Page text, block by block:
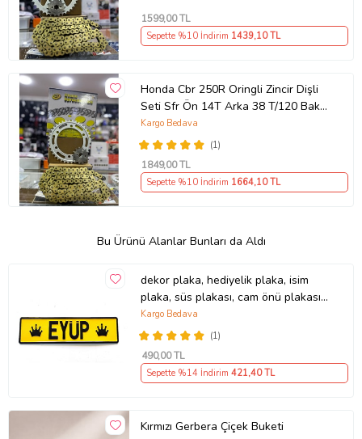
1599,00 TL
Sepette %10 İndirim 1439,10 TL
Honda Cbr 250R Oringli Zincir Dişli
Seti Sfr Ön 14T Arka 38 T/120 Bakla
2011-17 Arasmto
(1)
Kargo Bedava
1849,00 TL
Sepette %10 İndirim 1664,10 TL
Bu Ürünü Alanlar Bunları da Aldı
dekor plaka, hediyelik plaka, isim
plaka, süs plakası, cam önü plakası,
tırcı plakası (Sarı-Siyah)
(1)
Kargo Bedava
490,00 TL
Sepette %14 İndirim 421,40 TL
Kırmızı Gerbera Çiçek Buketi